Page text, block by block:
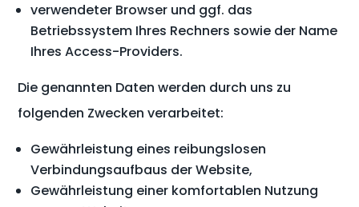
verwendeter Browser und ggf. das
Betriebssystem Ihres Rechners sowie der Name
Ihres Access-Providers.
Die genannten Daten werden durch uns zu
folgenden Zwecken verarbeitet:
Gewährleistung eines reibungslosen
Verbindungsaufbaus der Website,
Gewährleistung einer komfortablen Nutzung